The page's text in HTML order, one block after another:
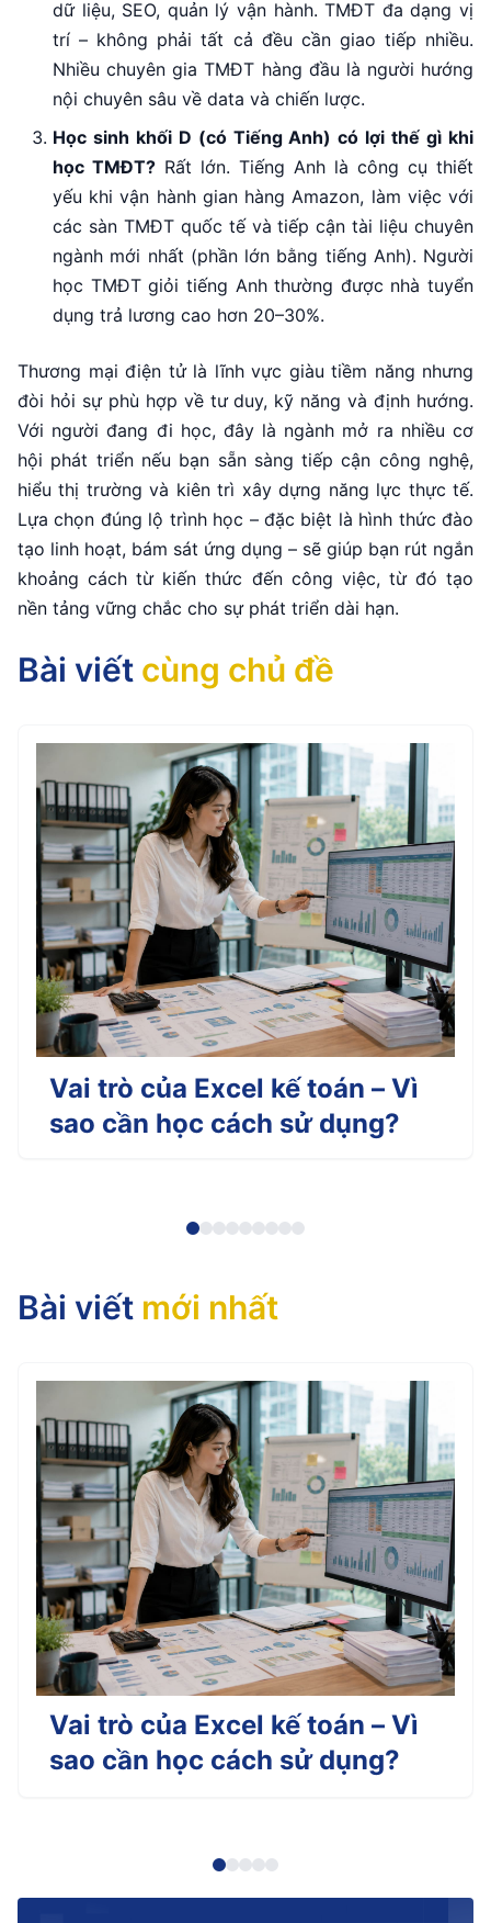
dữ liệu, SEO, quản lý vận hành. TMĐT đa dạng vị
trí – không phải tất cả đều cần giao tiếp nhiều.
Nhiều chuyên gia TMĐT hàng đầu là người hướng
nội chuyên sâu về data và chiến lược.
Học sinh khối D (có Tiếng Anh) có lợi thế gì khi
học TMĐT? Rất lớn. Tiếng Anh là công cụ thiết
yếu khi vận hành gian hàng Amazon, làm việc với
các sàn TMĐT quốc tế và tiếp cận tài liệu chuyên
ngành mới nhất (phần lớn bằng tiếng Anh). Người
học TMĐT giỏi tiếng Anh thường được nhà tuyển
dụng trả lương cao hơn 20–30%.
Thương mại điện tử là lĩnh vực giàu tiềm năng nhưng
đòi hỏi sự phù hợp về tư duy, kỹ năng và định hướng.
Với người đang đi học, đây là ngành mở ra nhiều cơ
hội phát triển nếu bạn sẵn sàng tiếp cận công nghệ,
hiểu thị trường và kiên trì xây dựng năng lực thực tế.
Lựa chọn đúng lộ trình học – đặc biệt là hình thức đào
tạo linh hoạt, bám sát ứng dụng – sẽ giúp bạn rút ngắn
khoảng cách từ kiến thức đến công việc, từ đó tạo
nền tảng vững chắc cho sự phát triển dài hạn.
Bài viết cùng chủ đề
Vai trò của Excel kế toán – Vì
sao cần học cách sử dụng?
Bài viết mới nhất
Vai trò của Excel kế toán – Vì
sao cần học cách sử dụng?